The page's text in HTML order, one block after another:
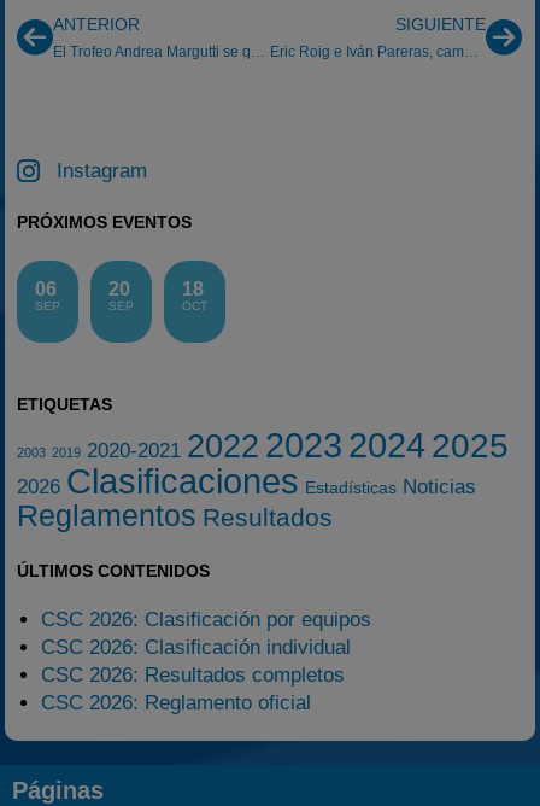
ANTERIOR
El Trofeo Andrea Margutti se queda en Italia
SIGUIENTE
Eric Roig e Iván Pareras, campeones en cadete y alevín del Fórmula Cataluña
Instagram
PRÓXIMOS EVENTOS
06
SEP
20
SEP
18
OCT
ETIQUETAS
2003 2019 2020-2021 2022 2023 20242025
2026 Clasificaciones Estadísticas Noticias
Reglamentos Resultados
ÚLTIMOS CONTENIDOS
CSC 2026: Clasificación por equipos
CSC 2026: Clasificación individual
CSC 2026: Resultados completos
CSC 2026: Reglamento oficial
Páginas